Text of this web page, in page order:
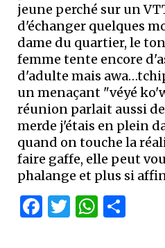
jeune perché sur un
d'échanger quelques
dame du quartier, le
femme tente encore
d'adulte mais
un menaçant "véyé
réunion parlait aussi
merde j'étais en plein
quand on touche la
faire gaffe, elle peut
phalange et plus si
Facebook
Twitter